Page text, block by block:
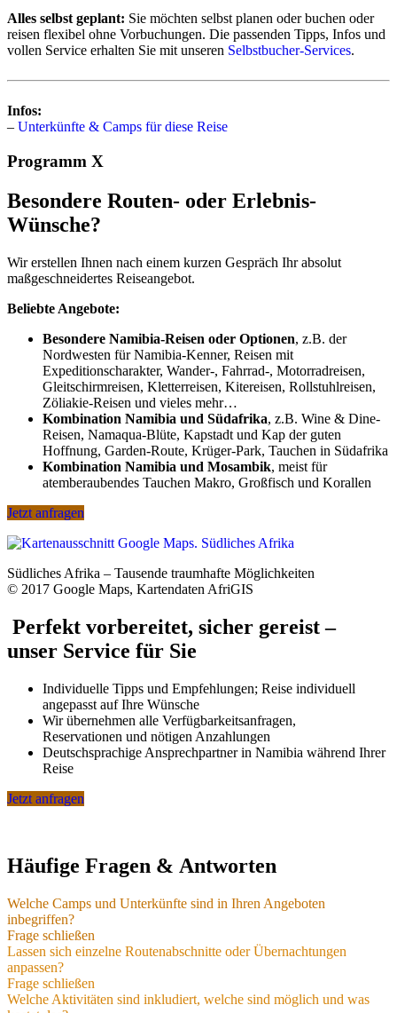
Alles selbst geplant: Sie möchten selbst planen oder buchen oder
reisen flexibel ohne Vorbuchungen. Die passenden Tipps, Infos und
vollen Service erhalten Sie mit unseren Selbstbucher-Services.
Infos:
– Unterkünfte & Camps für diese Reise
Programm X
Besondere Routen- oder Erlebnis-
Wünsche?
Wir erstellen Ihnen nach einem kurzen Gespräch Ihr absolut
maßgeschneidertes Reiseangebot.
Beliebte Angebote:
Besondere Namibia-Reisen oder Optionen, z.B. der
Nordwesten für Namibia-Kenner, Reisen mit
Expeditionscharakter, Wander-, Fahrrad-, Motorradreisen,
Gleitschirmreisen, Kletterreisen, Kitereisen, Rollstuhlreisen,
Zöliakie-Reisen und vieles mehr…
Kombination Namibia und Südafrika, z.B. Wine & Dine-
Reisen, Namaqua-Blüte, Kapstadt und Kap der guten
Hoffnung, Garden-Route, Krüger-Park, Tauchen in Südafrika
Kombination Namibia und Mosambik, meist für
atemberaubendes Tauchen Makro, Großfisch und Korallen
Jetzt anfragen
Südliches Afrika – Tausende traumhafte Möglichkeiten
© 2017 Google Maps, Kartendaten AfriGIS
Perfekt vorbereitet, sicher gereist –
unser Service für Sie
Individuelle Tipps und Empfehlungen; Reise individuell
angepasst auf Ihre Wünsche
Wir übernehmen alle Verfügbarkeitsanfragen,
Reservationen und nötigen Anzahlungen
Deutschsprachige Ansprechpartner in Namibia während Ihrer
Reise
Jetzt anfragen
Häufige Fragen & Antworten
Welche Camps und Unterkünfte sind in
Ihren Angeboten inbegriffen?
Aus den über 3000 Möglichkeiten in Namibia haben wir über viele
Jahre eine Liste von wenigen Hundert Camps und Unterkünften, die
Welche Camps und Unterkünfte sind in Ihren Angeboten
inbegriffen?
Frage schließen
Lassen sich einzelne Routenabschnitte
oder Übernachtungen anpassen?
Lassen sich einzelne Routenabschnitte oder Übernachtungen
anpassen?
Frage schließen
Welche Aktivitäten sind inkludiert, welche sind möglich und was